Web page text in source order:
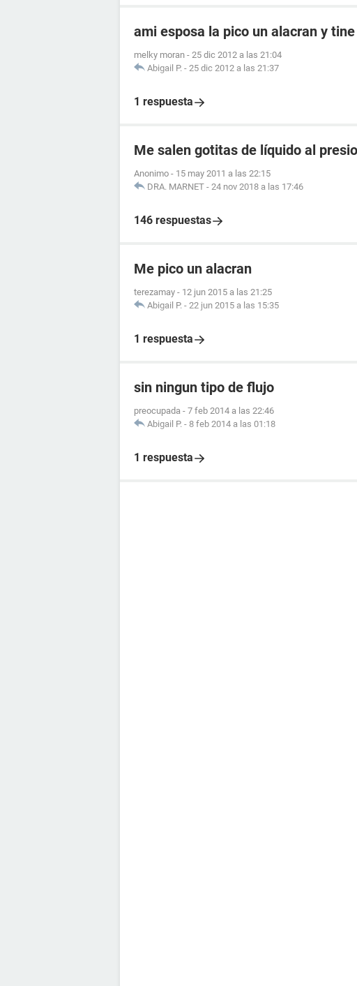
ami esposa la pico un alacran y
melky moran - 25 dic 2012 a las 21:04
Abigail P. - 25 dic 2012 a las 21:37
1 respuesta
Me salen gotitas de líquido al
Anonimo - 15 may 2011 a las 22:15
DRA. MARNET - 24 nov 2018 a las 17:46
146 respuestas
Me pico un alacran
terezamay - 12 jun 2015 a las 21:25
Abigail P. - 22 jun 2015 a las 15:35
1 respuesta
sin ningun tipo de flujo
preocupada - 7 feb 2014 a las 22:46
Abigail P. - 8 feb 2014 a las 01:18
1 respuesta